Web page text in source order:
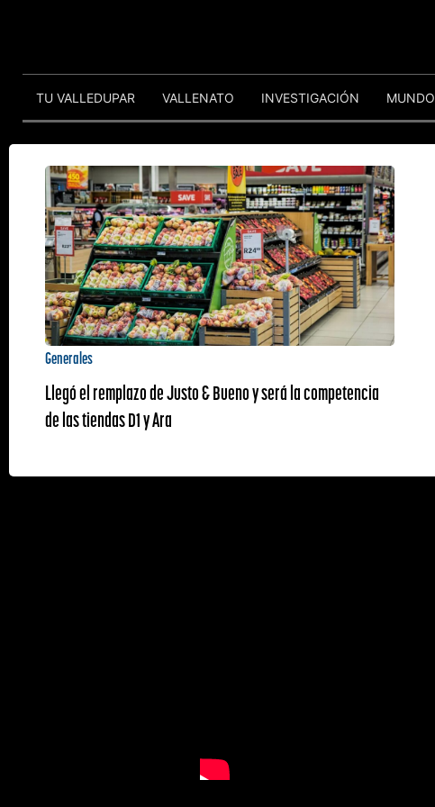
TU VALLEDUPAR VALLENATO INVESTIGACIÓN MUNDO
Generales
Llegó el remplazo de Justo & Bueno y será la competencia
de las tiendas D1 y Ara